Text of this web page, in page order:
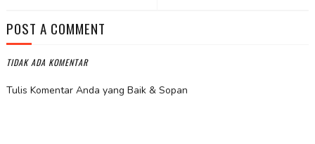
POST A COMMENT
TIDAK ADA KOMENTAR
Tulis Komentar Anda yang Baik & Sopan